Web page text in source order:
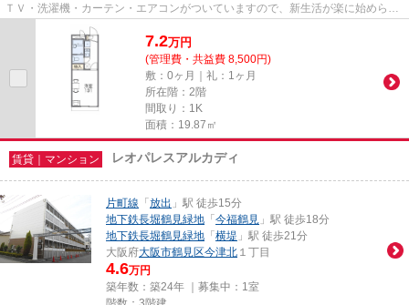
ＴＶ・洗濯機・カーテン・エアコンがついていますので、新生活が楽に始められ
7.2万円
(管理費・共益費 8,500円)
敷：0ヶ月｜礼：1ヶ月
所在階：2階
間取り：1K
面積：19.87㎡
賃貸｜マンション レオパレスアルカディ
片町線 「 放出 」駅 徒歩15分
地下鉄長堀鶴見緑地 「 今福鶴見 」駅 徒歩18分
地下鉄長堀鶴見緑地 「 横堤 」駅 徒歩21分
大阪府大阪市鶴見区今津北 １丁目
4.6万円
築年数：築24年 ｜募集中： 1室